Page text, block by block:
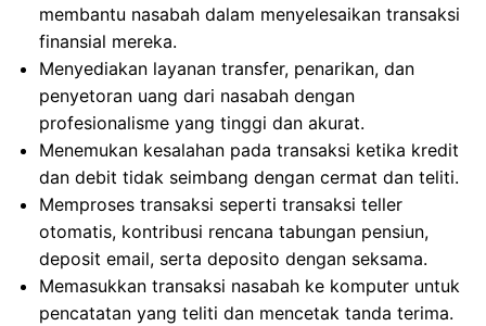
membantu nasabah dalam menyelesaikan transaksi
finansial mereka.
Menyediakan layanan transfer, penarikan, dan
penyetoran uang dari nasabah dengan
profesionalisme yang tinggi dan akurat.
Menemukan kesalahan pada transaksi ketika kredit
dan debit tidak seimbang dengan cermat dan teliti.
Memproses transaksi seperti transaksi teller
otomatis, kontribusi rencana tabungan pensiun,
deposit email, serta deposito dengan seksama.
Memasukkan transaksi nasabah ke komputer untuk
pencatatan yang teliti dan mencetak tanda terima.